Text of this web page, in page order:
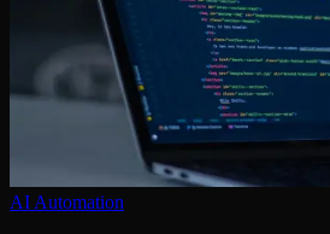
AI Automation